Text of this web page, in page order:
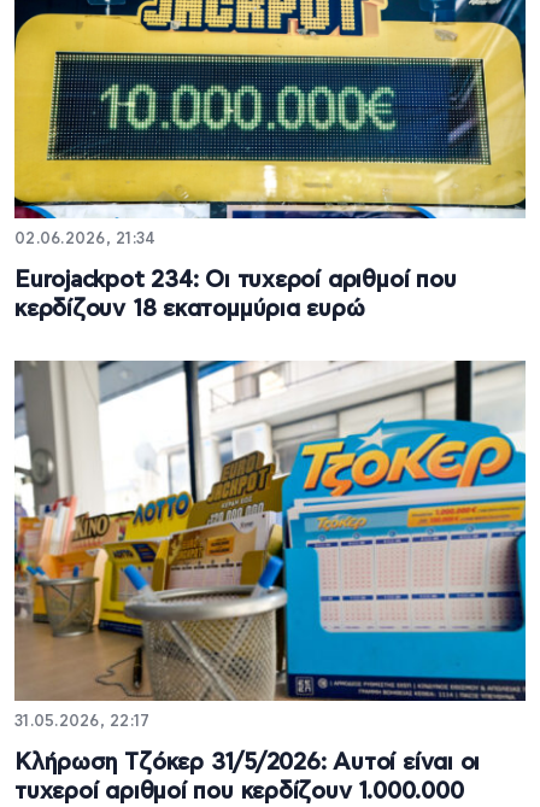
02.06.2026, 21:34
Eurojackpot 234: Οι τυχεροί αριθμοί που
κερδίζουν 18 εκατομμύρια ευρώ
31.05.2026, 22:17
Κλήρωση Τζόκερ 31/5/2026: Αυτοί είναι οι
τυχεροί αριθμοί που κερδίζουν 1.000.000